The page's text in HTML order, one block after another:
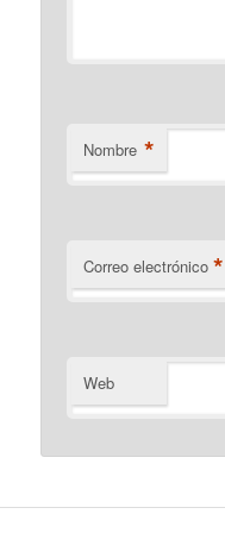
Nombre *
Correo electrónico *
Web